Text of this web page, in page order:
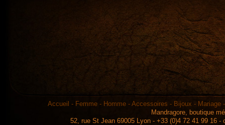
Accueil - Femme - Homme - Accessoires - Bijoux - Mariage
Mandragore, boutique
52, rue St Jean 69005 Lyon - +33 (0)4 72 41 99 16 -